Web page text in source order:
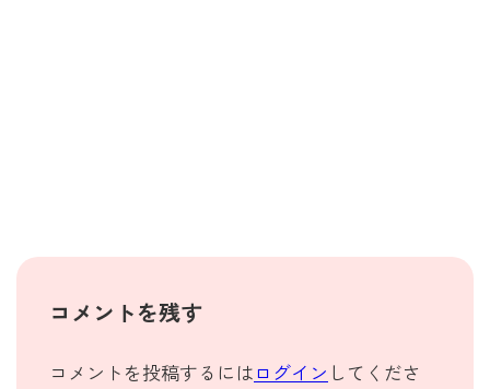
コメントを残す
コメントを投稿するには ログイン してくださ